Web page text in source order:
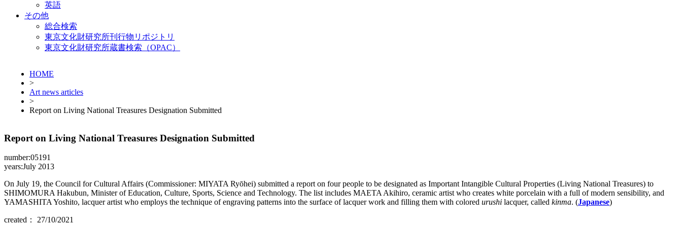
英語
その他
総合検索
東京文化財研究所刊行物リポジトリ
東京文化財研究所蔵書検索（OPAC）
HOME
>
Art news articles
>
Report on Living National Treasures Designation Submitted
Report on Living National Treasures Designation Submitted
number:05191
years:July 2013
On July 19, the Council for Cultural Affairs (Commissioner: MIYATA Ryōhei) submitted a report on four people to be designated as Important Intangible Cultural Properties (Living National Treasures) to
SHIMOMURA Hakubun, Minister of Education, Culture, Sports, Science and Technology. The list includes MAETA Akihiro, ceramic artist who creates white porcelain with a full of modern sensibility, and
YAMASHITA Yoshito, lacquer artist who employs the technique of engraving patterns into the surface of lacquer work and filling them with colored urushi lacquer, called kinma. (Japanese)
created： 27/10/2021